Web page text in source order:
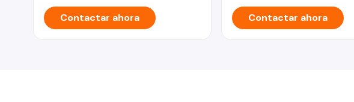
Contactar ahora Contactar ahora